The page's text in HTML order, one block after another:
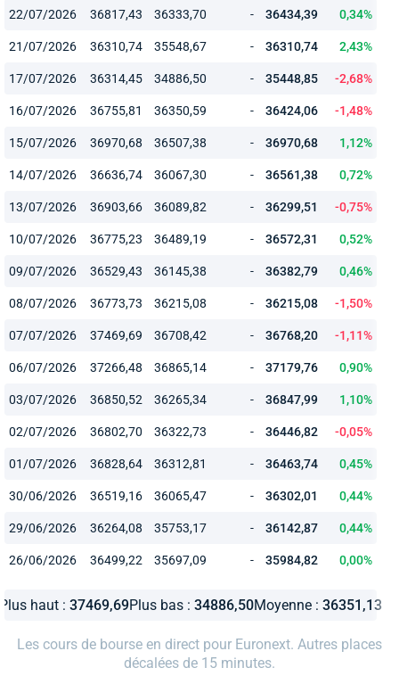
22/07/2026 36817,43 36333,70 - 36434,39 0,34%
21/07/2026 36310,74 35548,67 - 36310,74 2,43%
17/07/2026 36314,45 34886,50 - 35448,85 -2,68%
16/07/2026 36755,81 36350,59 - 36424,06 -1,48%
15/07/2026 36970,68 36507,38 - 36970,68 1,12%
14/07/2026 36636,74 36067,30 - 36561,38 0,72%
13/07/2026 36903,66 36089,82 - 36299,51 -0,75%
10/07/2026 36775,23 36489,19 - 36572,31 0,52%
09/07/2026 36529,43 36145,38 - 36382,79 0,46%
08/07/2026 36773,73 36215,08 - 36215,08 -1,50%
07/07/2026 37469,69 36708,42 - 36768,20 -1,11%
06/07/2026 37266,48 36865,14 - 37179,76 0,90%
03/07/2026 36850,52 36265,34 - 36847,99 1,10%
02/07/2026 36802,70 36322,73 - 36446,82 -0,05%
01/07/2026 36828,64 36312,81 - 36463,74 0,45%
30/06/2026 36519,16 36065,47 - 36302,01 0,44%
29/06/2026 36264,08 35753,17 - 36142,87 0,44%
26/06/2026 36499,22 35697,09 - 35984,82 0,00%
Plus haut : 37469,69Plus bas : 34886,50Moyenne : 36351,13
Les cours de bourse en direct pour Euronext. Autres places
décalées de 15 minutes.